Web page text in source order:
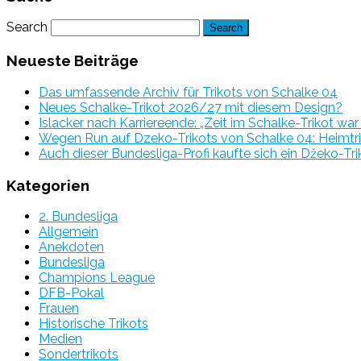
Search
Neueste Beiträge
Das umfassende Archiv für Trikots von Schalke 04
Neues Schalke-Trikot 2026/27 mit diesem Design?
Islacker nach Karriereende: „Zeit im Schalke-Trikot
Wegen Run auf Dzeko-Trikots von Schalke 04:
Auch dieser Bundesliga-Profi kaufte sich ein Džeko-
Kategorien
2. Bundesliga
Allgemein
Anekdoten
Bundesliga
Champions League
DFB-Pokal
Frauen
Historische Trikots
Medien
Sondertrikots